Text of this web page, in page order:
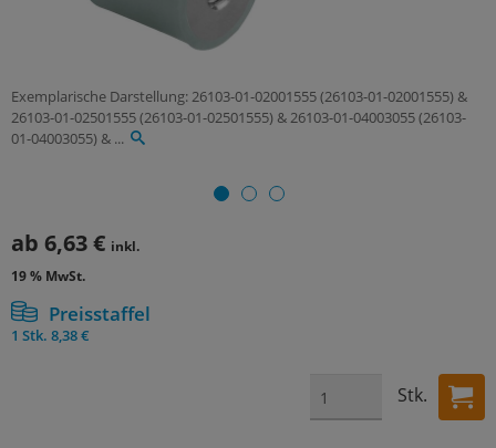
Exemplarische Darstellung: 26103-01-02001555 (26103-01-02001555) &
26103-01-02501555 (26103-01-02501555) & 26103-01-04003055 (26103-
01-04003055) & ...
ab 6,63 € inkl.
19 % MwSt.
Preisstaffel
1 Stk. 8,38 €
Stk.